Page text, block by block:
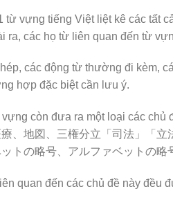
từ vựng tiếng Việt liệt kê các tất
ra, các họ từ liên quan đến từ
các động từ thường đi kèm,
hợp đặc biệt cần lưu ý.
còn đưa ra một loại các
、地図、三権分立「司法」「
トの略号、アルファベットの
quan đến các chủ đề này đều